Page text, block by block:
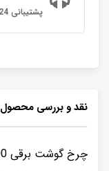
پشتیبانی 24 ساعته در 7 روز هفته
نقد و بررسی محصول
چرخ گوشت برقی 1800 وات ناسا مدل NS-313